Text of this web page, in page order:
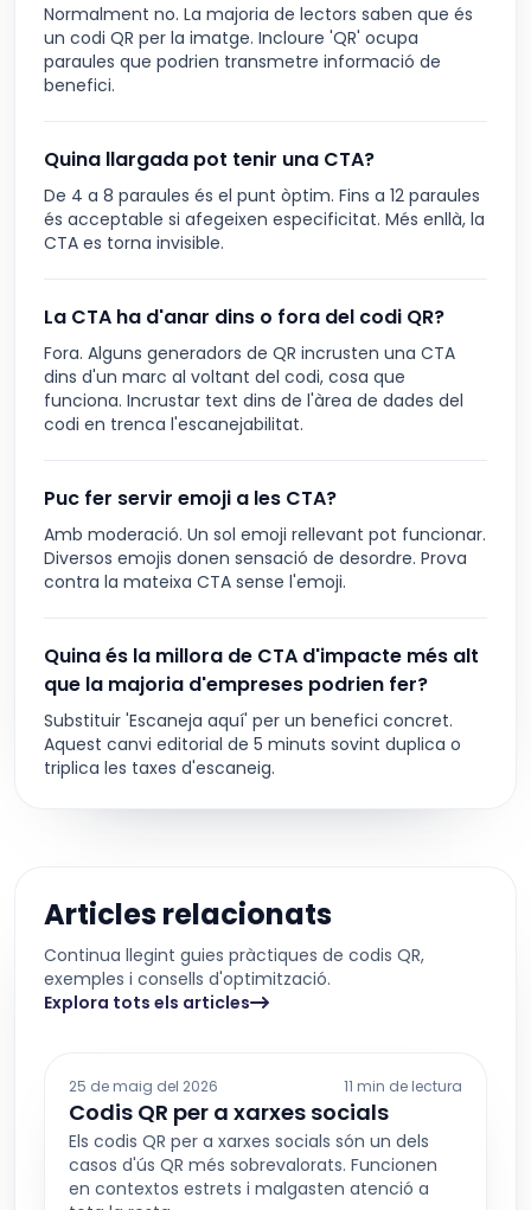
Normalment no. La majoria de lectors saben que és
un codi QR per la imatge. Incloure 'QR' ocupa
paraules que podrien transmetre informació de
benefici.
Quina llargada pot tenir una CTA?
De 4 a 8 paraules és el punt òptim. Fins a 12 paraules
és acceptable si afegeixen especificitat. Més enllà, la
CTA es torna invisible.
La CTA ha d'anar dins o fora del codi QR?
Fora. Alguns generadors de QR incrusten una CTA
dins d'un marc al voltant del codi, cosa que
funciona. Incrustar text dins de l'àrea de dades del
codi en trenca l'escanejabilitat.
Puc fer servir emoji a les CTA?
Amb moderació. Un sol emoji rellevant pot funcionar.
Diversos emojis donen sensació de desordre. Prova
contra la mateixa CTA sense l'emoji.
Quina és la millora de CTA d'impacte més alt
que la majoria d'empreses podrien fer?
Substituir 'Escaneja aquí' per un benefici concret.
Aquest canvi editorial de 5 minuts sovint duplica o
triplica les taxes d'escaneig.
Articles relacionats
Continua llegint guies pràctiques de codis QR,
exemples i consells d'optimització.
Explora tots els articles
25 de maig del 2026 11 min de lectura
Codis QR per a xarxes socials
Els codis QR per a xarxes socials són un dels
casos d'ús QR més sobrevalorats. Funcionen
en contextos estrets i malgasten atenció a